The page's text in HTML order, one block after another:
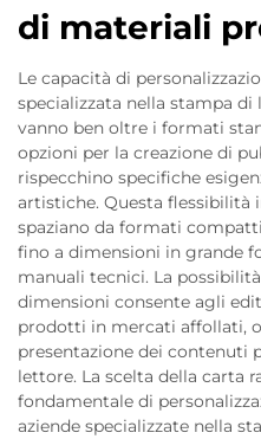
di materiali
Le capacità di
specializzata nella stampa
vanno ben oltre i formati
opzioni per la creazione di
rispecchino specifiche
artistiche. Questa flessibilità
spaziano da formati
fino a dimensioni in grande
manuali tecnici. La
dimensioni consente agli
prodotti in mercati affollati,
presentazione dei contenuti
lettore. La scelta della carta
fondamentale di
aziende specializzate nella